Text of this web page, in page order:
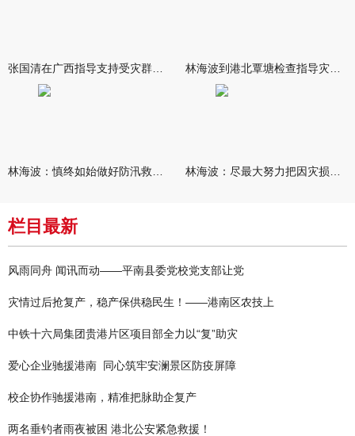
栏目最新
风雨同舟 闻讯而动——平南县委党校党支部让党
灾情过后抢复产，稳产保供稳民生！——港南区农技上
中铁十六局集团贵港片区项目部全力以“复”助灾
爱心企业驰援港南 同心筑牢安澜景区防疫屏障
校企协作驰援港南，精准把脉助企复产
两名垂钓者雨夜被困 港北公安紧急救援！